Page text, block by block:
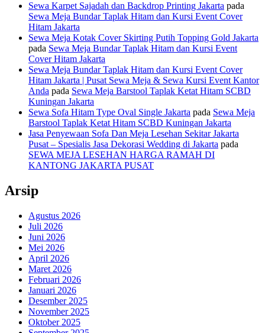
Sewa Karpet Sajadah dan Backdrop Printing Jakarta pada
Sewa Meja Bundar Taplak Hitam dan Kursi Event Cover
Hitam Jakarta
Sewa Meja Kotak Cover Skirting Putih Topping Gold Jakarta
pada Sewa Meja Bundar Taplak Hitam dan Kursi Event
Cover Hitam Jakarta
Sewa Meja Bundar Taplak Hitam dan Kursi Event Cover
Hitam Jakarta | Pusat Sewa Meja & Sewa Kursi Event Kantor
Anda pada Sewa Meja Barstool Taplak Ketat Hitam SCBD
Kuningan Jakarta
Sewa Sofa Hitam Type Oval Single Jakarta pada Sewa Meja
Barstool Taplak Ketat Hitam SCBD Kuningan Jakarta
Jasa Penyewaan Sofa Dan Meja Lesehan Sekitar Jakarta
Pusat – Spesialis Jasa Dekorasi Wedding di Jakarta pada
SEWA MEJA LESEHAN HARGA RAMAH DI
KANTONG JAKARTA PUSAT
Arsip
Agustus 2026
Juli 2026
Juni 2026
Mei 2026
April 2026
Maret 2026
Februari 2026
Januari 2026
Desember 2025
November 2025
Oktober 2025